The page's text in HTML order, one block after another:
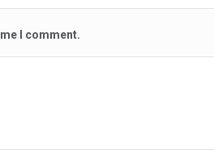
I comment.